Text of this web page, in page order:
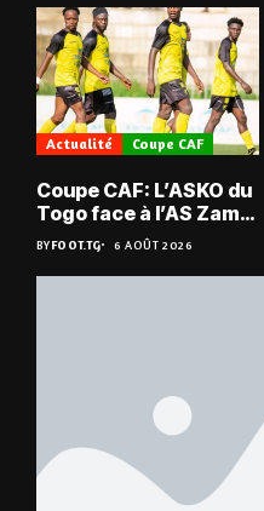
Actualité Coupe CAF
Coupe CAF: L’ASKO du
Togo face à l’AS Zam
du Niger
BYFOOT.TG 6 AOÛT 2026